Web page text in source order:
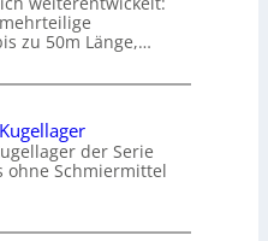
zu 50m Länge,…
der Serie
ohne Schmiermittel